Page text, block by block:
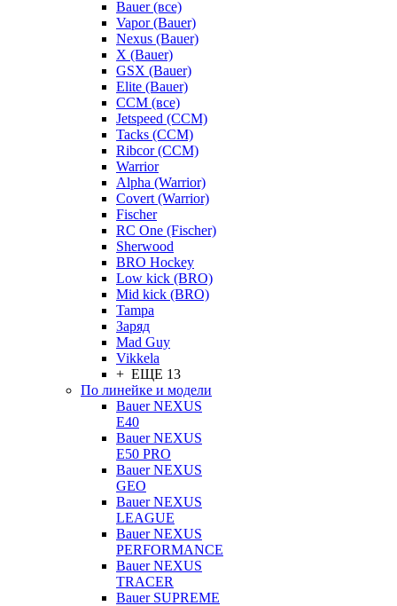
Bauer (все)
Vapor (Bauer)
Nexus (Bauer)
X (Bauer)
GSX (Bauer)
Elite (Bauer)
CCM (все)
Jetspeed (CCM)
Tacks (CCM)
Ribcor (CCM)
Warrior
Alpha (Warrior)
Covert (Warrior)
Fischer
RC One (Fischer)
Sherwood
BRO Hockey
Low kick (BRO)
Mid kick (BRO)
Tampa
Заряд
Mad Guy
Vikkela
+ ЕЩЕ 13
По линейке и модели
Bauer NEXUS
E40
Bauer NEXUS
E50 PRO
Bauer NEXUS
GEO
Bauer NEXUS
LEAGUE
Bauer NEXUS
PERFORMANCE
Bauer NEXUS
TRACER
Bauer SUPREME